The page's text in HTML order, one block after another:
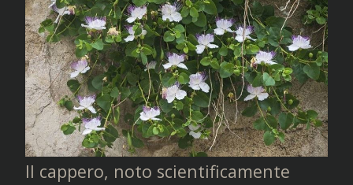
Il cappero, noto scientificamente